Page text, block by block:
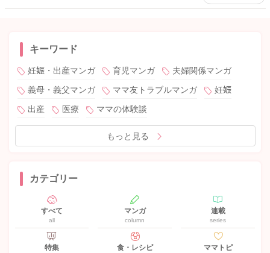
キーワード
妊娠・出産マンガ 育児マンガ
夫婦関係マンガ
義母・義父マンガ
ママ友トラブルマンガ
妊娠
出産
医療 ママの体験談
もっと見る
カテゴリー
すべて
all
マンガ
column
連載
series
特集 食・レシピ ママトピ